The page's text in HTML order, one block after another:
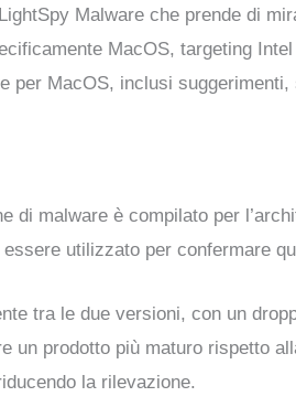
Malware che prende di
MacOS, targeting
per MacOS, inclusi
di malware è compilato per
utilizzato per confermare
tra le due versioni, con un
prodotto più maturo rispetto
la rilevazione.